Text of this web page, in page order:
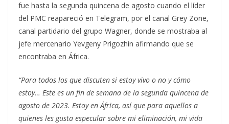
fue hasta la segunda quincena de agosto cuando el líder
del PMC reapareció en Telegram, por el canal Grey Zone,
canal partidario del grupo Wagner, donde se mostraba al
jefe mercenario Yevgeny Prigozhin afirmando que se
encontraba en África.
“Para todos los que discuten si estoy vivo o no y cómo
estoy… Este es un fin de semana de la segunda quincena de
agosto de 2023. Estoy en África, así que para aquellos a
quienes les gusta especular sobre mi eliminación, mi vida